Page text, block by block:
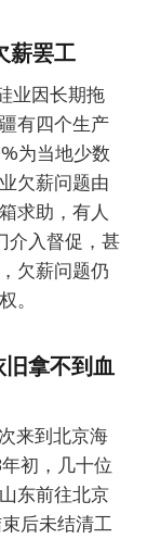
薪罢工
业因长期拖
有四个生产
为当地少数
欠薪问题由
求助，有人
介入督促，甚
欠薪问题仍
。
拿不到血
来到北京海
初，几十位
东前往北京
后未结清工